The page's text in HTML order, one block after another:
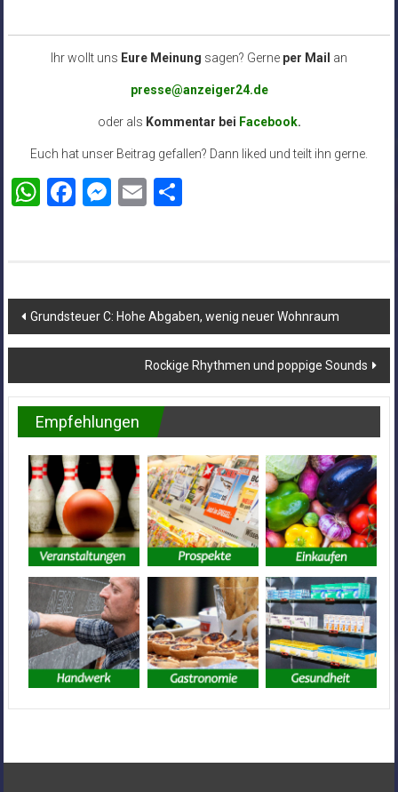
Ihr wollt uns Eure Meinung sagen? Gerne per Mail an
presse@anzeiger24.de
oder als Kommentar bei Facebook.
Euch hat unser Beitrag gefallen? Dann liked und teilt ihn gerne.
WhatsApp
Facebook
Messenger
EmailTeilen
Beitragsnavigation
Grundsteuer C: Hohe Abgaben, wenig neuer Wohnraum
Rockige Rhythmen und poppige Sounds
Empfehlungen